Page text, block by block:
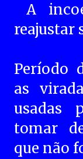
A
reajustar
Período
as
usadas
tomar
que não